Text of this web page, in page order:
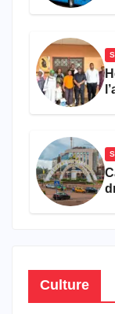
Culture